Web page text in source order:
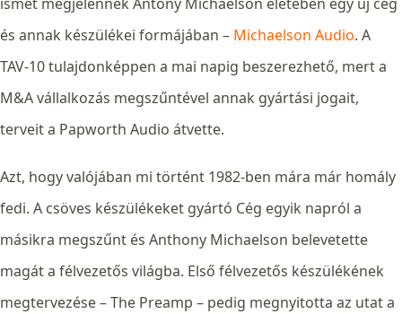
és annak készülékei formájában – Michaelson Audio. A
TAV-10 tulajdonképpen a mai napig beszerezhető, mert a
M&A vállalkozás megszűntével annak gyártási jogait,
terveit a Papworth Audio átvette.
Azt, hogy valójában mi történt 1982-ben mára már homály
fedi. A csöves készülékeket gyártó Cég egyik napról a
másikra megszűnt és Anthony Michaelson belevetette
magát a félvezetős világba. Első félvezetős készülékének
megtervezése – The Preamp – pedig megnyitotta az utat a